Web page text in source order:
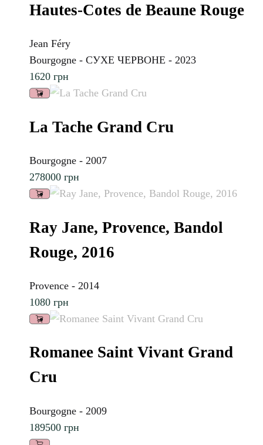
Hautes-Cotes de Beaune Rouge
Jean Féry
Bourgogne - СУХЕ ЧЕРВОНЕ - 2023
1620 грн
La Tache Grand Cru
Bourgogne - 2007
278000 грн
Ray Jane, Provence, Bandol
Rouge, 2016
Provence - 2014
1080 грн
Romanee Saint Vivant Grand
Cru
Bourgogne - 2009
189500 грн